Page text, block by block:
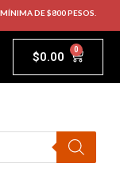
DE $800 PESOS.
$0.00 0